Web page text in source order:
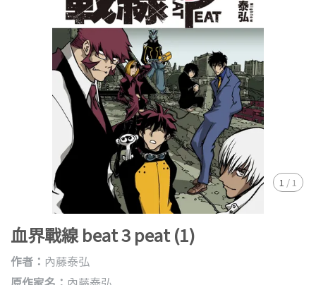
1 / 1
血界戰線 beat 3 peat (1)
作者： 內藤泰弘